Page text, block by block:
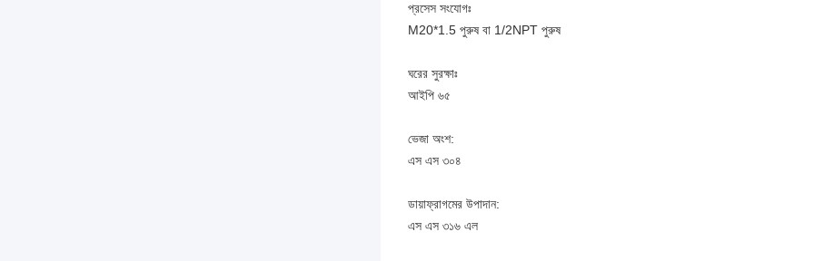
প্রসেস সংযোগঃ
M20*1.5 পুরুষ বা 1/2NPT পুরুষ
ঘরের সুরক্ষাঃ
আইপি ৬৫
ভেজা অংশ:
এস এস ৩০৪
ডায়াফ্রাগমের উপাদান:
এস এস ৩১৬ এল